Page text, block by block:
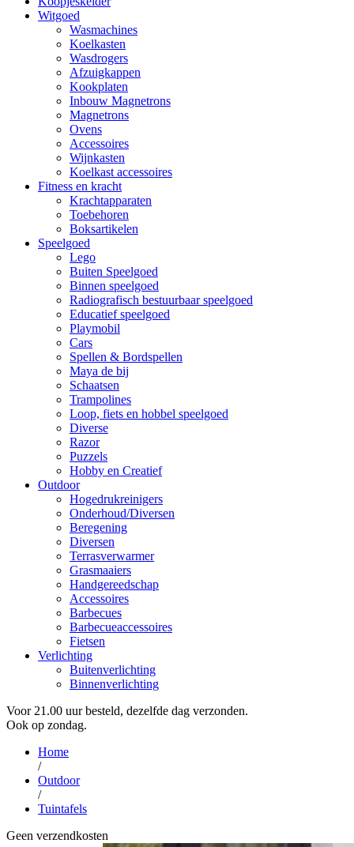
Witgoed
Wasmachines
Koelkasten
Wasdrogers
Afzuigkappen
Kookplaten
Inbouw Magnetrons
Magnetrons
Ovens
Accessoires
Wijnkasten
Koelkast accessoires
Fitness en kracht
Krachtapparaten
Toebehoren
Boksartikelen
Speelgoed
Lego
Buiten Speelgoed
Binnen speelgoed
Radiografisch bestuurbaar speelgoed
Educatief speelgoed
Playmobil
Cars
Spellen & Bordspellen
Maya de bij
Schaatsen
Trampolines
Loop, fiets en hobbel speelgoed
Diverse
Razor
Puzzels
Hobby en Creatief
Outdoor
Hogedrukreinigers
Onderhoud/Diversen
Beregening
Diversen
Terrasverwarmer
Grasmaaiers
Handgereedschap
Accessoires
Barbecues
Barbecueaccessoires
Fietsen
Verlichting
Buitenverlichting
Binnenverlichting
Voor 21.00 uur besteld, dezelfde dag verzonden.
Ook op zondag.
Home
/
Outdoor
/
Tuintafels
Geen verzendkosten